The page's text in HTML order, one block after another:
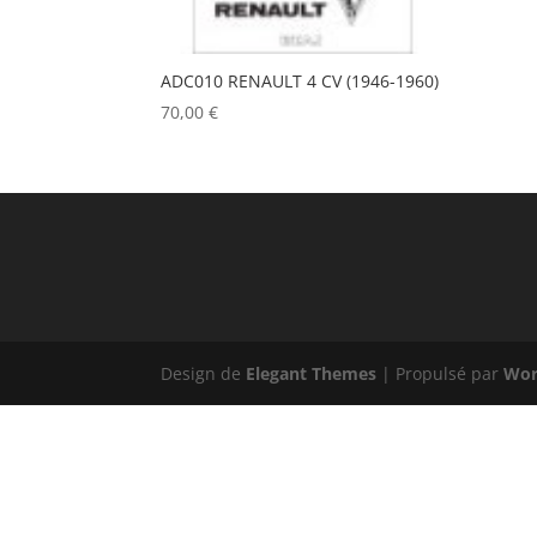
ADC010 RENAULT 4 CV (1946-1960)
70,00€
Design de Elegant Themes | Propulsé par